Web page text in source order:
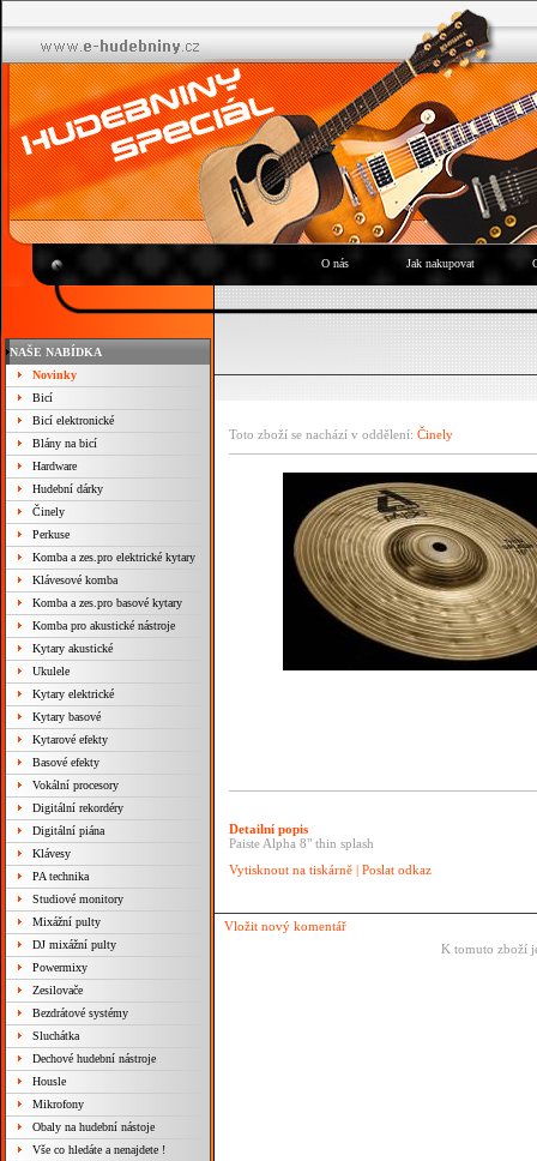
O nás Jak nakupovat
NAŠE NABÍDKA
Novinky
Bicí
Bicí elektronické
Blány na bicí
Hardware
Hudební dárky
Činely
Perkuse
Komba a zes.pro elektrické kytary
Klávesové komba
Komba a zes.pro basové kytary
Komba pro akustické nástroje
Kytary akustické
Ukulele
Kytary elektrické
Kytary basové
Kytarové efekty
Basové efekty
Vokální procesory
Digitální rekordéry
Digitální piána
Klávesy
PA technika
Studiové monitory
Mixážní pulty
DJ mixážní pulty
Powermixy
Zesilovače
Bezdrátové systémy
Sluchátka
Dechové hudební nástroje
Housle
Mikrofony
Obaly na hudební nástoje
Vše co hledáte a nenajdete !
Toto zboží se nachází v oddělení: Činely
Detailní popis
Paiste Alpha 8" thin splash
Vytisknout na tiskárně | Poslat odkaz
Vložit nový komentář
K tomuto zboží